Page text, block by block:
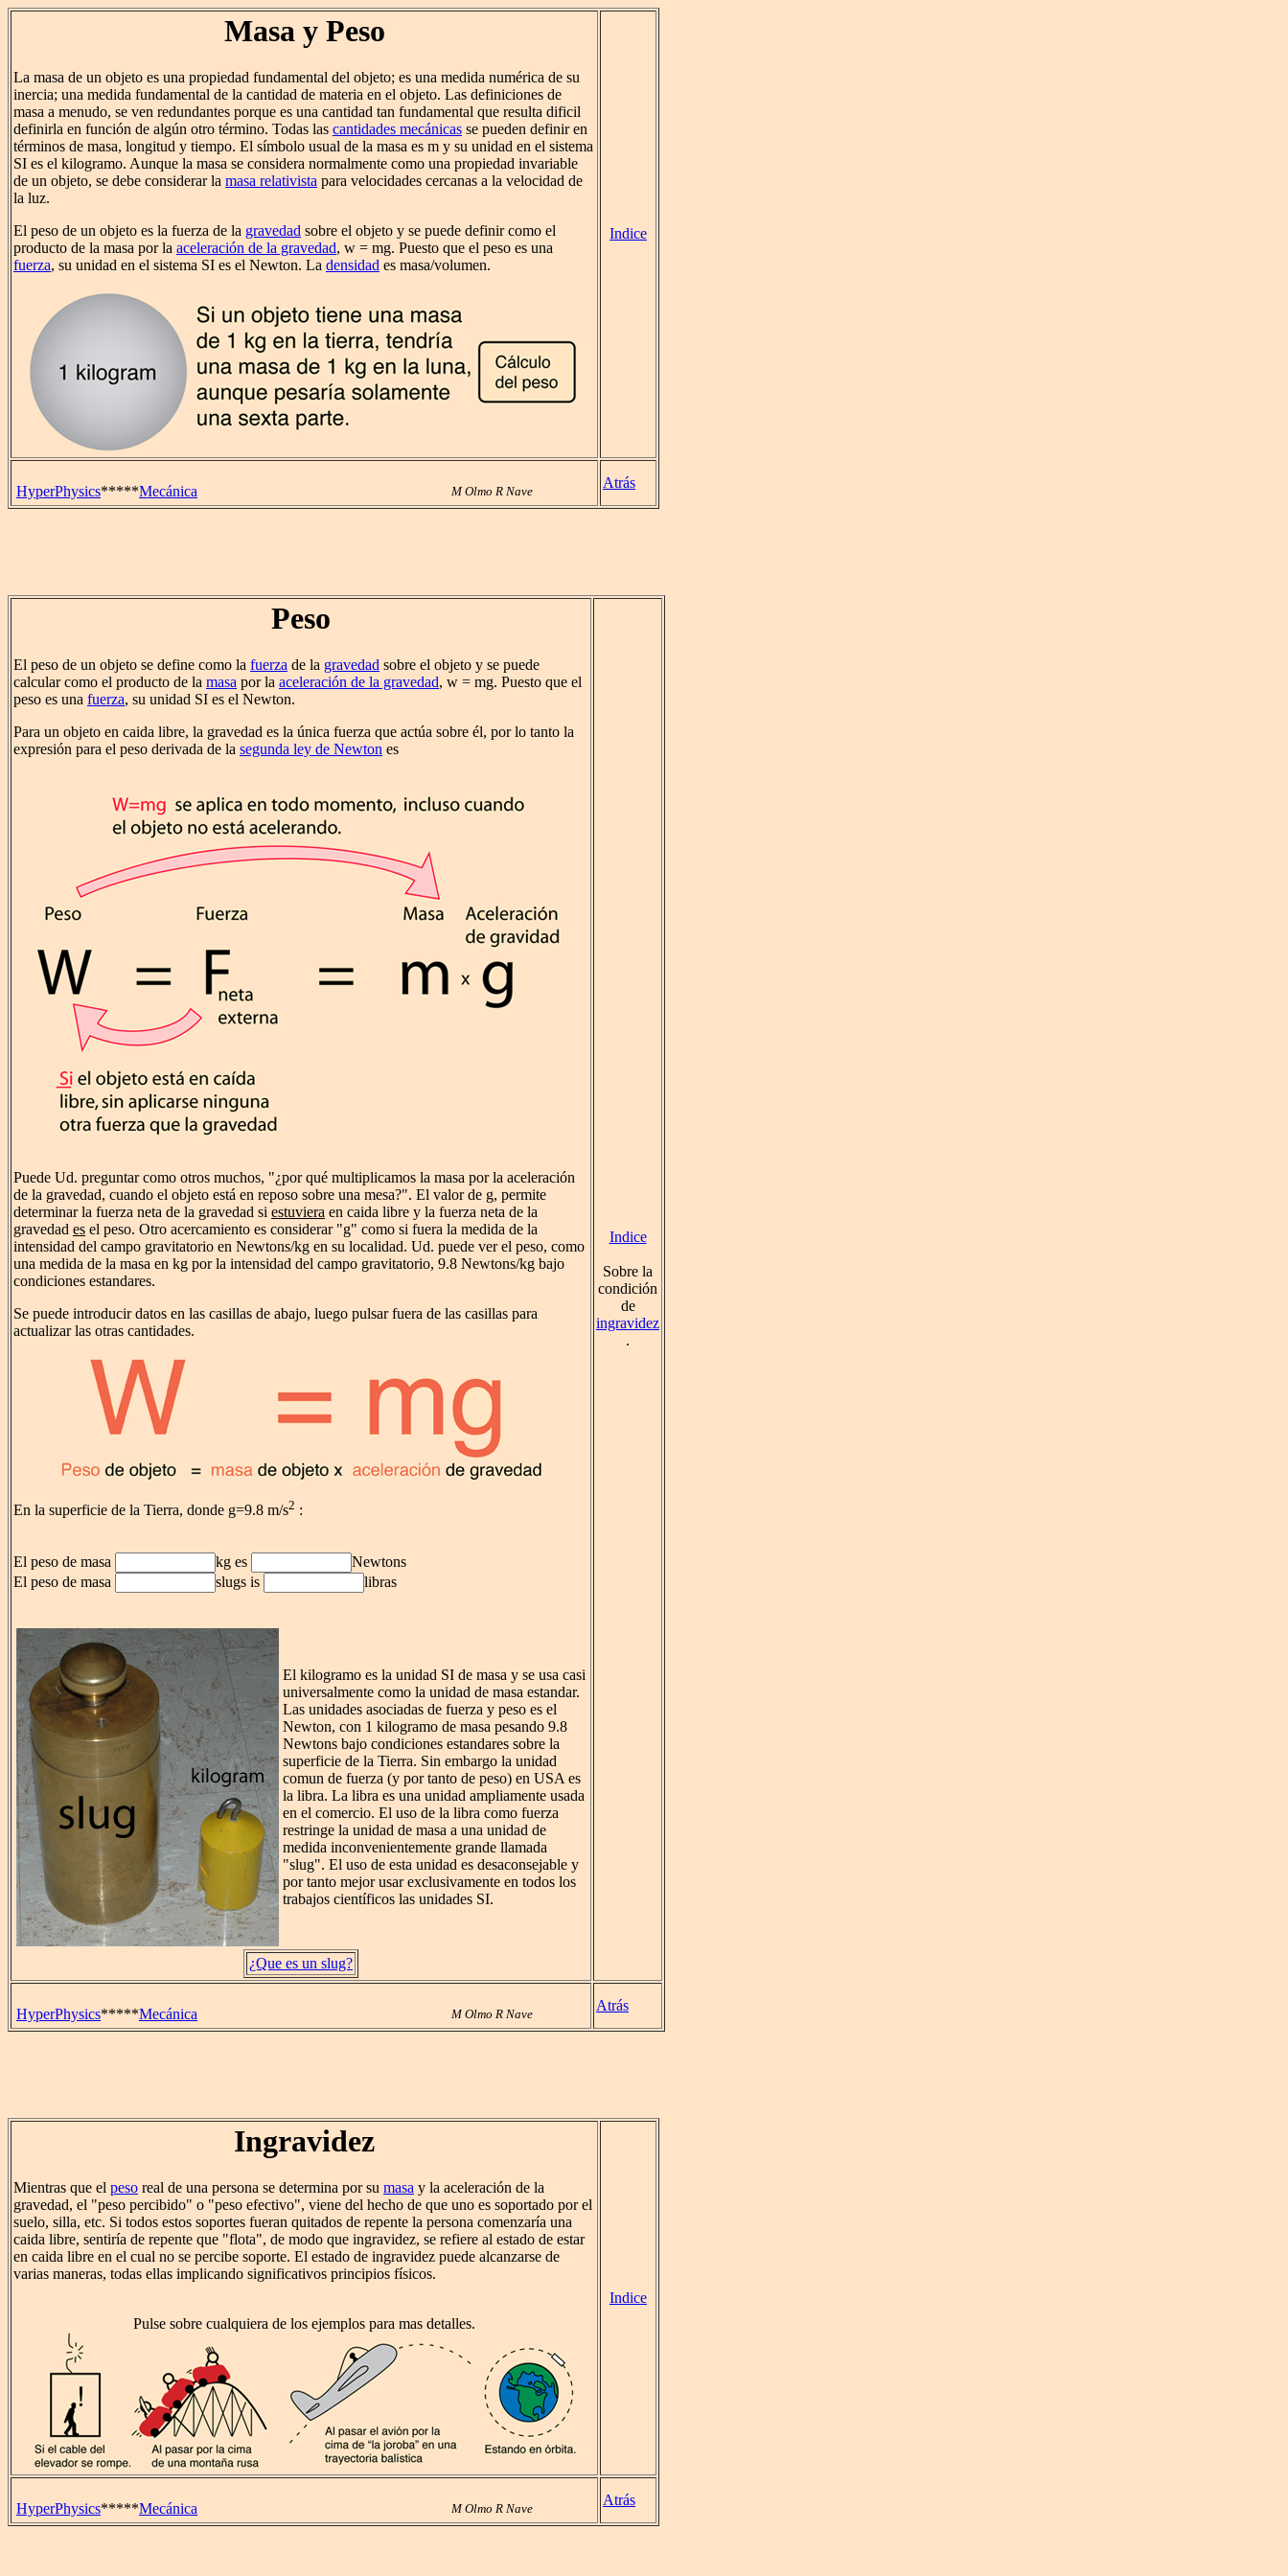
Masa y Peso
La masa de un objeto es una propiedad fundamental del objeto; es una medida numérica de su
inercia; una medida fundamental de la cantidad de materia en el objeto. Las definiciones de
masa a menudo, se ven redundantes porque es una cantidad tan fundamental que resulta dificil
definirla en función de algún otro término. Todas las cantidades mecánicas se pueden definir en
términos de masa, longitud y tiempo. El símbolo usual de la masa es m y su unidad en el sistema
SI es el kilogramo. Aunque la masa se considera normalmente como una propiedad invariable
de un objeto, se debe considerar la masa relativista para velocidades cercanas a la velocidad de
la luz.
El peso de un objeto es la fuerza de la gravedad sobre el objeto y se puede definir como el
producto de la masa por la aceleración de la gravedad, w = mg. Puesto que el peso es una
fuerza, su unidad en el sistema SI es el Newton. La densidad es masa/volumen.
Indice
HyperPhysics*****Mecánica M Olmo R Nave
Atrás
Peso
El peso de un objeto se define como la fuerza de la gravedad sobre el objeto y se puede
calcular como el producto de la masa por la aceleración de la gravedad, w = mg. Puesto que el
peso es una fuerza, su unidad SI es el Newton.
Para un objeto en caida libre, la gravedad es la única fuerza que actúa sobre él, por lo tanto la
expresión para el peso derivada de la segunda ley de Newton es
Puede Ud. preguntar como otros muchos, "¿por qué multiplicamos la masa por la aceleración
de la gravedad, cuando el objeto está en reposo sobre una mesa?". El valor de g, permite
determinar la fuerza neta de la gravedad si estuviera en caida libre y la fuerza neta de la
gravedad es el peso. Otro acercamiento es considerar "g" como si fuera la medida de la
intensidad del campo gravitatorio en Newtons/kg en su localidad. Ud. puede ver el peso, como
una medida de la masa en kg por la intensidad del campo gravitatorio, 9.8 Newtons/kg bajo
condiciones estandares.
Se puede introducir datos en las casillas de abajo, luego pulsar fuera de las casillas para
actualizar las otras cantidades.
En la superficie de la Tierra, donde g=9.8 m/s2 :
El peso de masa kg es
Newtons
El peso de masa
slugs is libras
El kilogramo es la unidad SI de masa y se usa casi
universalmente como la unidad de masa estandar.
Las unidades asociadas de fuerza y peso es el
Newton, con 1 kilogramo de masa pesando 9.8
Newtons bajo condiciones estandares sobre la
superficie de la Tierra. Sin embargo la unidad
comun de fuerza (y por tanto de peso) en USA es
la libra. La libra es una unidad ampliamente usada
en el comercio. El uso de la libra como fuerza
restringe la unidad de masa a una unidad de
medida inconvenientemente grande llamada
"slug". El uso de esta unidad es desaconsejable y
por tanto mejor usar exclusivamente en todos los
trabajos científicos las unidades SI.
¿Que es un slug?
Indice
Sobre la
condición
de
ingravidez
.
HyperPhysics*****Mecánica M Olmo R Nave
Atrás
Ingravidez
Mientras que el peso real de una persona se determina por su masa y la aceleración de la
gravedad, el "peso percibido" o "peso efectivo", viene del hecho de que uno es soportado por el
suelo, silla, etc. Si todos estos soportes fueran quitados de repente la persona comenzaría una
caida libre, sentiría de repente que "flota", de modo que ingravidez, se refiere al estado de estar
en caida libre en el cual no se percibe soporte. El estado de ingravidez puede alcanzarse de
varias maneras, todas ellas implicando significativos principios físicos.
Pulse sobre cualquiera de los ejemplos para mas detalles.
Indice
HyperPhysics*****Mecánica M Olmo R Nave
Atrás